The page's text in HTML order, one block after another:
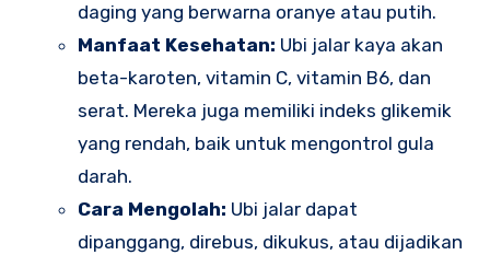
daging yang berwarna oranye atau putih.
Manfaat Kesehatan: Ubi jalar kaya akan
beta-karoten, vitamin C, vitamin B6, dan
serat. Mereka juga memiliki indeks glikemik
yang rendah, baik untuk mengontrol gula
darah.
Cara Mengolah: Ubi jalar dapat
dipanggang, direbus, dikukus, atau dijadikan